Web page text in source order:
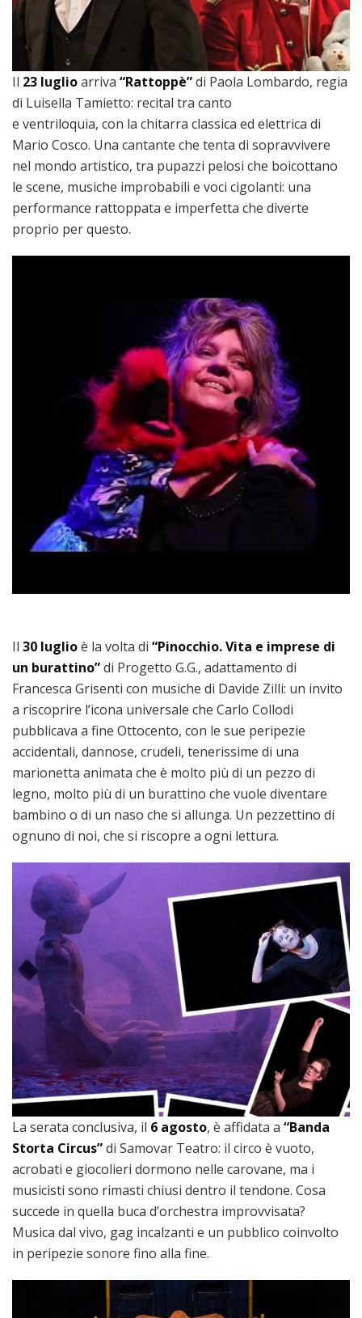
Il 23 luglioarriva “Rattoppè”di Paola Lombardo, regia
di Luisella Tamietto: recital tra canto
e ventriloquia, con la chitarra classica ed elettrica di
Mario Cosco. Una cantante che tenta di sopravvivere
nel mondo artistico, tra pupazzi pelosi che boicottano
le scene, musiche improbabili e voci cigolanti: una
performance rattoppata e imperfetta che diverte
proprio per questo.
Il 30 luglioè la volta di “Pinocchio. Vita e imprese di
un burattino”di Progetto G.G., adattamento di
Francesca Grisenti con musiche di Davide Zilli: un invito
a riscoprire l’icona universale che Carlo Collodi
pubblicava a fine Ottocento, con le sue peripezie
accidentali, dannose, crudeli, tenerissime di una
marionetta animata che è molto più di un pezzo di
legno, molto più di un burattino che vuole diventare
bambino o di un naso che si allunga. Un pezzettino di
ognuno di noi, che si riscopre a ogni lettura.
La serata conclusiva, il 6 agosto, è affidata a “Banda
Storta Circus”di Samovar Teatro: il circo è vuoto,
acrobati e giocolieri dormono nelle carovane, ma i
musicisti sono rimasti chiusi dentro il tendone. Cosa
succede in quella buca d’orchestra improvvisata?
Musica dal vivo, gag incalzanti e un pubblico coinvolto
in peripezie sonore fino alla fine.